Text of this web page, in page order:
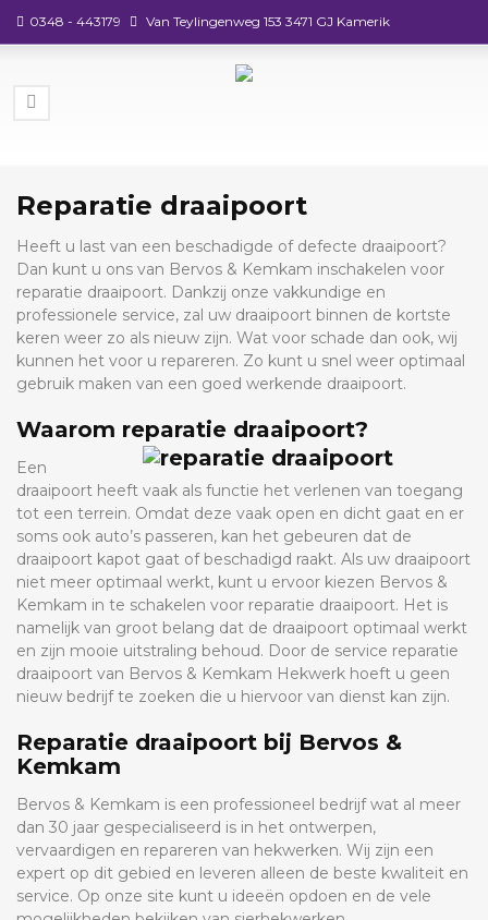
0348 - 443179 Van Teylingenweg 153 3471 GJ Kamerik
Reparatie draaipoort
Heeft u last van een beschadigde of defecte draaipoort?
Dan kunt u ons van Bervos & Kemkam inschakelen voor
reparatie draaipoort. Dankzij onze vakkundige en
professionele service, zal uw draaipoort binnen de kortste
keren weer zo als nieuw zijn. Wat voor schade dan ook, wij
kunnen het voor u repareren. Zo kunt u snel weer optimaal
gebruik maken van een goed werkende draaipoort.
Waarom reparatie draaipoort?
Een
draaipoort heeft vaak als functie het verlenen van toegang
tot een terrein. Omdat deze vaak open en dicht gaat en er
soms ook auto’s passeren, kan het gebeuren dat de
draaipoort kapot gaat of beschadigd raakt. Als uw draaipoort
niet meer optimaal werkt, kunt u ervoor kiezen Bervos &
Kemkam in te schakelen voor reparatie draaipoort. Het is
namelijk van groot belang dat de draaipoort optimaal werkt
en zijn mooie uitstraling behoud. Door de service reparatie
draaipoort van Bervos & Kemkam Hekwerk hoeft u geen
nieuw bedrijf te zoeken die u hiervoor van dienst kan zijn.
Reparatie draaipoort bij Bervos &
Kemkam
Bervos & Kemkam is een professioneel bedrijf wat al meer
dan 30 jaar gespecialiseerd is in het ontwerpen,
vervaardigen en repareren van hekwerken. Wij zijn een
expert op dit gebied en leveren alleen de beste kwaliteit en
service. Op onze site kunt u ideeën opdoen en de vele